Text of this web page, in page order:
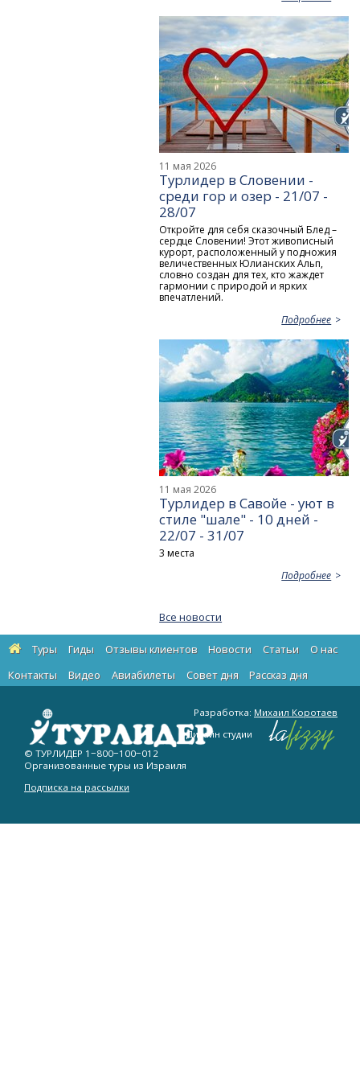
11 мая 2026
Турлидер в Словении -
среди гор и озер - 21/07 -
28/07
Откройте для себя сказочный Блед –
сердце Словении! Этот живописный
курорт, расположенный у подножия
величественных Юлианских Альп,
словно создан для тех, кто жаждет
гармонии с природой и ярких
впечатлений.
Подробнее
11 мая 2026
Турлидер в Савойе - уют в
стиле "шале" - 10 дней -
22/07 - 31/07
3 места
Подробнее
Все новости
Туры Гиды Отзывы клиентов Новости Статьи
О нас
Контакты
Видео Авиабилеты Cовет дня Рассказ дня
© ТУРЛИДЕР 1−800−100−012
Организованные туры из Израиля
Подписка на рассылки
Разработка: Михаил Коротаев
Дизайн студии